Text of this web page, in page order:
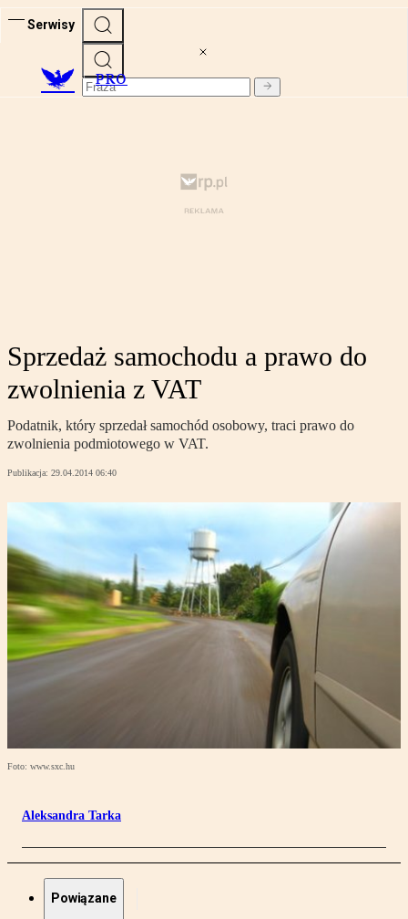
Serwisy
PRO
Sprzedaż samochodu a prawo do
zwolnienia z VAT
Podatnik, który sprzedał samochód osobowy, traci prawo do
zwolnienia podmiotowego w VAT.
Publikacja: 29.04.2014 06:40
Foto: www.sxc.hu
Aleksandra Tarka
Powiązane